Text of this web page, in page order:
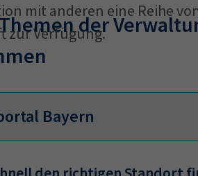
mit anderen eine Reihe
zur Verfügung.
der
Bayern